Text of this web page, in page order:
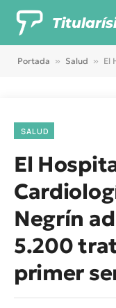
Portada » Salud » El
SALUD
El
Negrín
5.200
primer